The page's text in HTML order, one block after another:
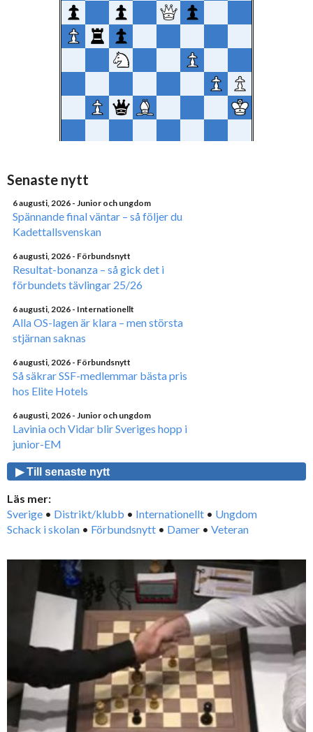
Senaste nytt
6 augusti, 2026 - Junior och ungdom
Spännande final väntar – så följer du
Kadettallsvenskan
6 augusti, 2026 - Förbundsnytt
Resultat-bonanza – så gick det i
förbundets tävlingar 25/26
6 augusti, 2026 - Internationellt
Alla OS-lagen är klara – men största
stjärnan saknas
6 augusti, 2026 - Förbundsnytt
Så säkrar SSF-medlemmar bästa pris
hos Elite Hotels
6 augusti, 2026 - Junior och ungdom
Lavinia och Vidar blir Sveriges hopp i
junior-EM
▶ Till senaste nytt
Läs mer:
Sverige • Distrikt/klubb • Internationellt • Ungdom
Schack i skolan • Förbundsnytt • Damer • Veteran